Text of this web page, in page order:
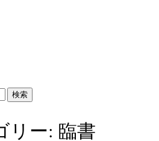
リー: 臨書